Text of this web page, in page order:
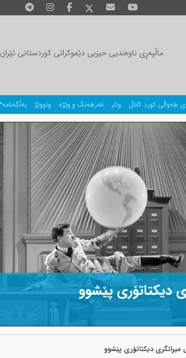
ماڵپەڕی ناوەندیی حیزبی دێموکراتی کوردستانی ئێران
هەواڵی کورد کاناڵ وتار فەرهەنگ و وێژە وتووێژ بەڵگەنامە
دیکتاتۆری پێشوو
میراتگری دیکتاتۆری پێشوو